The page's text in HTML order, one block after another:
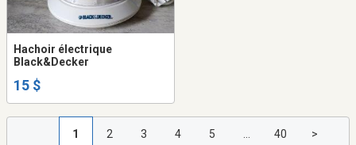
Hachoir électrique
Black&Decker
15 $
1 2 3 4 5 ... 40 >